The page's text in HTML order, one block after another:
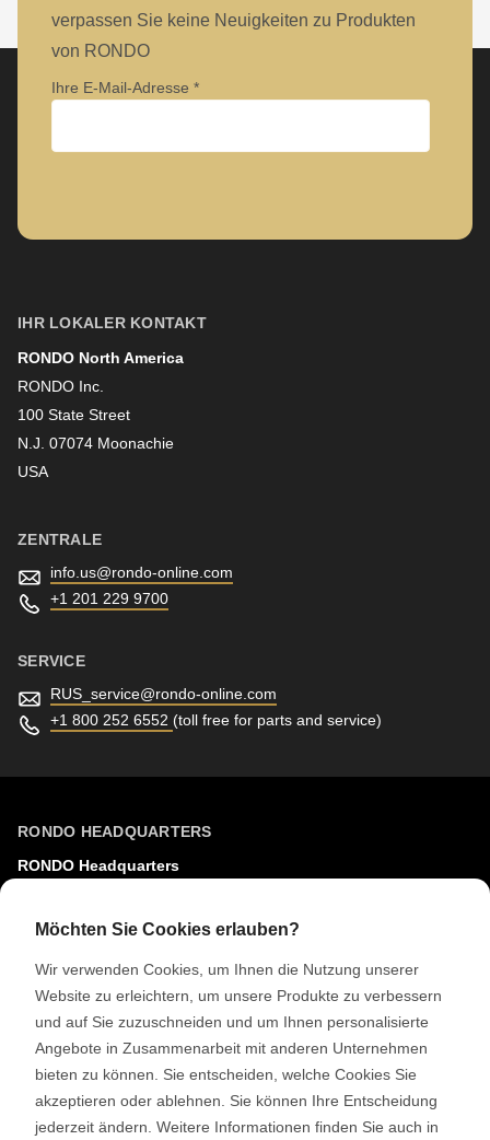
Deprecated
mb_substr():
of
type
string
is
deprecated
in
>Drupal\rondo_contact\
{closure}
()
597
of
modules/custom/rondo_contact/src/ContactService.php
verpassen Sie keine Neuigkeiten zu Produkten
von RONDO
Ihre E-Mail-Adresse
Nachname
IHR LOKALER KONTAKT
RONDO North America
RONDO Inc.
100 State Street
N.J. 07074 Moonachie
USA
ZENTRALE
info.us@rondo-online.com
+1 201 229 9700
SERVICE
RUS_service@rondo-online.com
+1 800 252 6552 (toll free for parts and service)
RONDO HEADQUARTERS
RONDO Headquarters
Heimiswilstrasse 42
Schweiz
SOCIAL MEDIA
LinkedIn
Youtube
Möchten Sie Cookies erlauben?
Wir verwenden Cookies, um Ihnen die Nutzung unserer
Website zu erleichtern, um unsere Produkte zu verbessern
und auf Sie zuzuschneiden und um Ihnen personalisierte
Angebote in Zusammenarbeit mit anderen Unternehmen
bieten zu können. Sie entscheiden, welche Cookies Sie
akzeptieren oder ablehnen. Sie können Ihre Entscheidung
jederzeit ändern. Weitere Informationen finden Sie auch in